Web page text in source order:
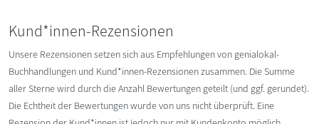
Kund*innen-Rezensionen
Unsere Rezensionen setzen sich aus Empfehlungen von genialokal-
Buchhandlungen und Kund*innen-Rezensionen zusammen. Die Summe
aller Sterne wird durch die Anzahl Bewertungen geteilt (und ggf. gerundet).
Die Echtheit der Bewertungen wurde von uns nicht überprüft. Eine